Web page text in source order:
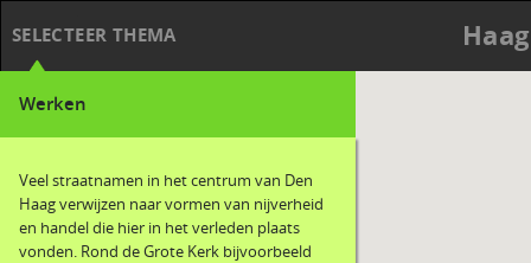
SELECTEER THEMA
Werken
Veel straatnamen in het centrum van Den
Haag verwijzen naar vormen van nijverheid
en handel die hier in het verleden plaats
vonden. Rond de Grote Kerk bijvoorbeeld